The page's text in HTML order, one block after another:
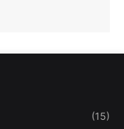
(15)